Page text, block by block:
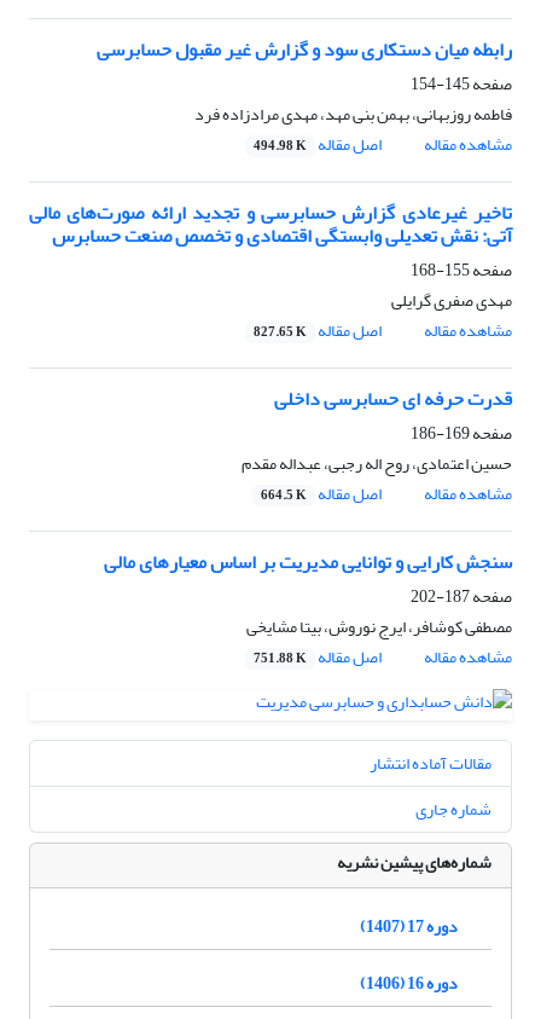
رابطه میان دستکاری سود و گزارش غیر مقبول حسابرسی
صفحه145-154
فاطمه روزبهانی، بهمن بنی مهد، مهدی مرادزاده فرد
مشاهده مقاله
اصل مقاله 494.98 K
تاخیر غیرعادی گزارش حسابرسی و تجدید ارائه صورت‌های مالی
آتی: نقش تعدیلی وابستگی اقتصادی و تخصص صنعت حسابرس
صفحه155-168
مهدی صفری گرایلی
مشاهده مقاله
اصل مقاله 827.65 K
قدرت حرفه ای حسابرسی داخلی
صفحه169-186
حسین اعتمادی، روح اله رجبی، عبداله مقدم
مشاهده مقاله
اصل مقاله 664.5 K
سنجش کارایی و توانایی مدیریت بر اساس معیارهای مالی
صفحه187-202
مصطفی کوشافر، ایرج نوروش، بیتا مشایخی
مشاهده مقاله
اصل مقاله 751.88 K
مقالات آماده انتشار
شماره جاری
شماره‌های پیشین نشریه
دوره 17 (1407)
دوره 16 (1406)